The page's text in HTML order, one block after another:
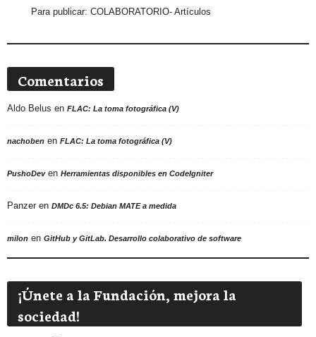
Para publicar:COLABORATORIO- Artículos
Comentarios
Aldo Belus en FLAC: La toma fotográfica (V)
nachoben en FLAC: La toma fotográfica (V)
PushoDeven Herramientas disponibles en CodeIgniter
Panzer en DMDc 6.5: Debian MATE a medida
milon en GitHub y GitLab. Desarrollo colaborativo de software
¡Únete a la Fundación, mejora la
sociedad!